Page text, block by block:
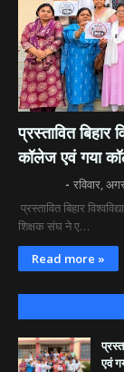
​प्रस्तावित बिहार
कॉलेज एवं गया
रविवार,
प्रस्तावित बिहार
शिक्षक संघ ने ए…
Read more »
एवं